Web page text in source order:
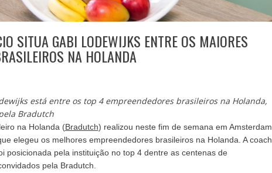
SITUA GABI LODEWIJKS ENTRE OS MAIORES
NA HOLANDA
está entre os top 4 empreendedores brasileiros na Holanda,
Bradutch
na Holanda (Bradutch) realizou neste fim de semana em Amsterdam
elegeu os melhores empreendedores brasileiros na Holanda. A coach
posicionada pela instituição no top 4 dentre as centenas de
pela Bradutch.